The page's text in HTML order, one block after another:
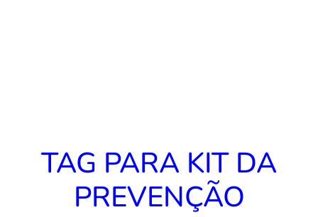
TAG PARA KIT DA
PREVENÇÃO